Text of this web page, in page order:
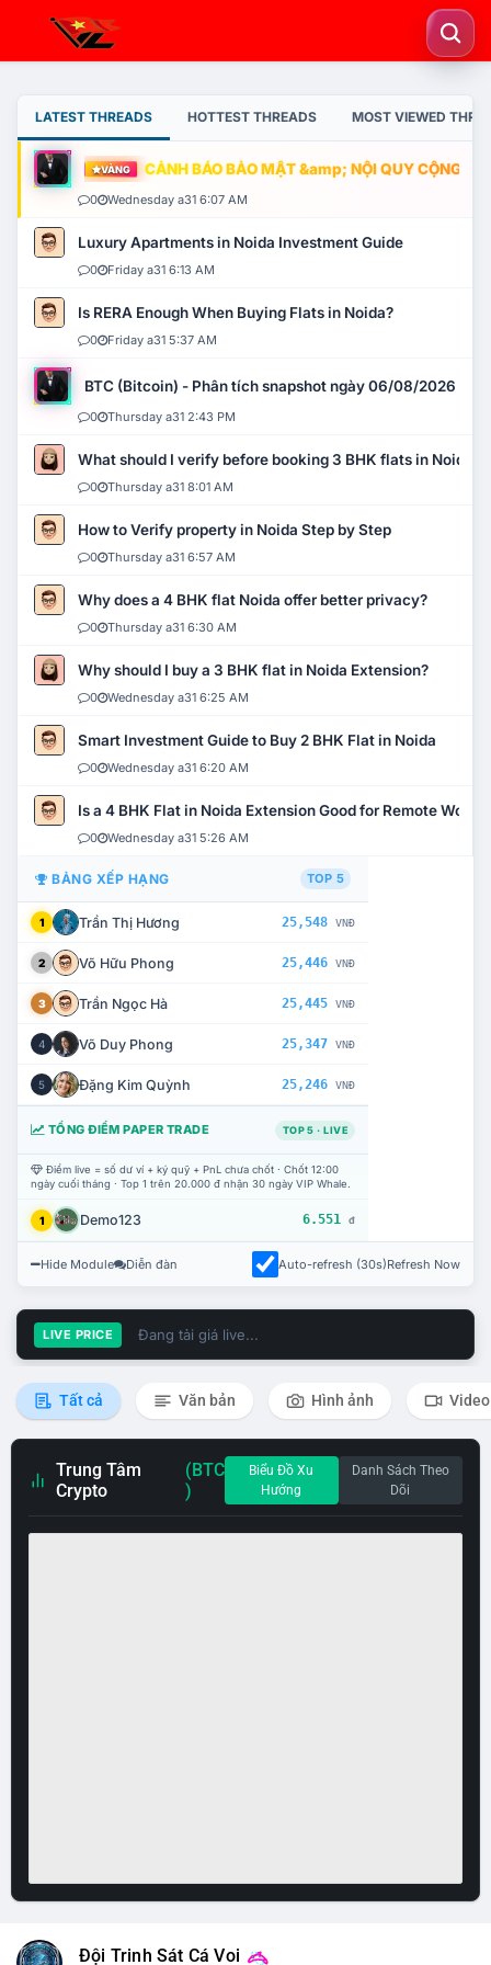
LATEST THREADS HOTTEST THREADS MOST VIEWED
VÀNG CẢNH BÁO BẢO MẬT &amp; NỘI QUY CỘNG
0 Wednesday a31 6:07 AM
Luxury Apartments in Noida Investment Guide
0 Friday a31 6:13 AM
Is RERA Enough When Buying Flats in Noida?
0 Friday a31 5:37 AM
BTC (Bitcoin) - Phân tích snapshot ngày 06/08/2026
0 Thursday a31 2:43 PM
What should I verify before booking 3 BHK flats in Noida?
0 Thursday a31 8:01 AM
How to Verify property in Noida Step by Step
0 Thursday a31 6:57 AM
Why does a 4 BHK flat Noida offer better privacy?
0 Thursday a31 6:30 AM
Why should I buy a 3 BHK flat in Noida Extension?
0 Wednesday a31 6:25 AM
Smart Investment Guide to Buy 2 BHK Flat in Noida
0 Wednesday a31 6:20 AM
Is a 4 BHK Flat in Noida Extension Good for Remote Work?
0 Wednesday a31 5:26 AM
BẢNG XẾP HẠNG TOP 5
1 Trần Thị Hương 25,548 VNĐ
2 Võ Hữu Phong 25,446 VNĐ
3 Trần Ngọc Hà 25,445 VNĐ
4 Võ Duy Phong 25,347 VNĐ
5 Đặng Kim Quỳnh 25,246 VNĐ
TỔNG ĐIỂM PAPER TRADE TOP 5 · LIVE
Điểm live = số dư ví + ký quỹ + PnL chưa chốt · Chốt 12:00
ngày cuối tháng · Top 1 trên 20.000 đ nhận 30 ngày VIP Whale.
1 Demo123 6.551 đ
Hide Module Diễn đàn Auto-refresh (30s)Refresh Now
LIVE PRICE Đang tải giá live...
Tất cả Văn bản Hình ảnh Video
Trung Tâm
Crypto
(BTC
)
Biểu Đồ Xu
Hướng
Danh Sách Theo
Dõi
Đội Trinh Sát Cá Voi